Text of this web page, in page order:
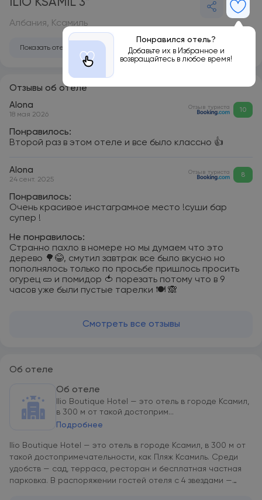
ILIO KSAMIL 3*
Понравился отель?
Добавьте их в Избранное и
возвращайтесь в любое время!
Албания, Ксамиль
Показать отель на карте
Отзывы об отеле
Alona
18 мая 2026
Отзыв туриста 10
Понравилось:
Второй раз в этом отеле и все было классно 👍
Alona
24 сент. 2025
Отзыв туриста 8
Понравилось:
Очень красивое инстаграмное место !суши бар
супер !
Не понравилось:
Странно пахло в номере но мы думаем что это
дерево 🌳😂, смутил завтрак все было вкусно но
пополнялось только по просьбе пришлось просить
огурец 🥒 и помидор 🍅 порезать потому что в 9
часов уже были пустые тарелки 🍽️ 🙈
Смотреть все отзывы
Об отеле
Об отеле
Ilio Boutique Hotel — это отель в городе Ксамил,
в 300 м от такой достоприм...
Подробнее
Ilio Boutique Hotel — это отель в городе Ксамил, в 300 м от
такой достопримечательности, как Пляж Ксамиль. Среди
удобств — сад, терраса, ресторан и бесплатная частная
парковка. В распоряжении гостей отеля с 4 звездами —